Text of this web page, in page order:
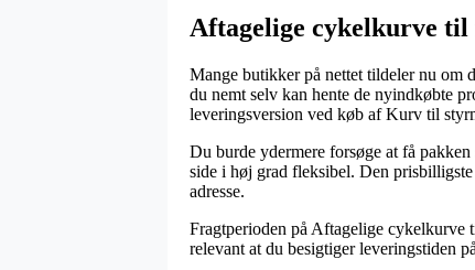
Aftagelige cykelkurve
Mange butikker på nettet tildeler nu om
du nemt selv kan hente de nyindkøbte
leveringsversion ved køb af Kurv til
Du burde ydermere forsøge at få
side i høj grad fleksibel. Den
adresse.
Fragtperioden på Aftagelige cykelkurve
relevant at du besigtiger leveringstiden